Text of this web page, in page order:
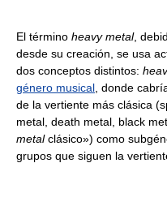
El término heavy metal,
desde su creación, se usa
dos conceptos distintos:
género musical, donde
de la vertiente más clásica
metal, death metal, black
metalclásico») como
grupos que siguen la